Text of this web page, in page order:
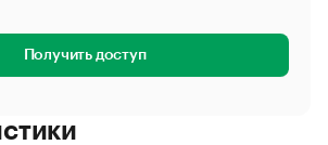
Получить доступ